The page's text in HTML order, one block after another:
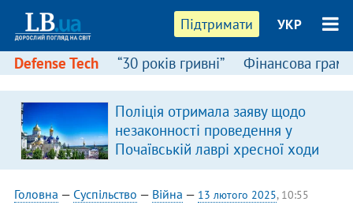
Підтримати УКР
Defense Tech “30 років гривні” Фінансова
Поліція отримала заяву щодо
незаконності проведення у
Почаївській лаврі хресної ходи
Головна — Суспільство — Війна — 13 лютого 2025, 10:55